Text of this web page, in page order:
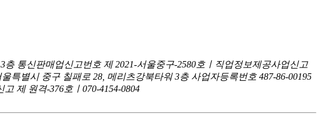
층 통신판매업신고번호 제 2021-서울중구-2580호ㅣ직업정보제공사업신고
울특별시 중구 칠패로 28, 메리츠강북타워 3층 사업자등록번호 487-86-00195
제 원격-376호ㅣ070-4154-0804